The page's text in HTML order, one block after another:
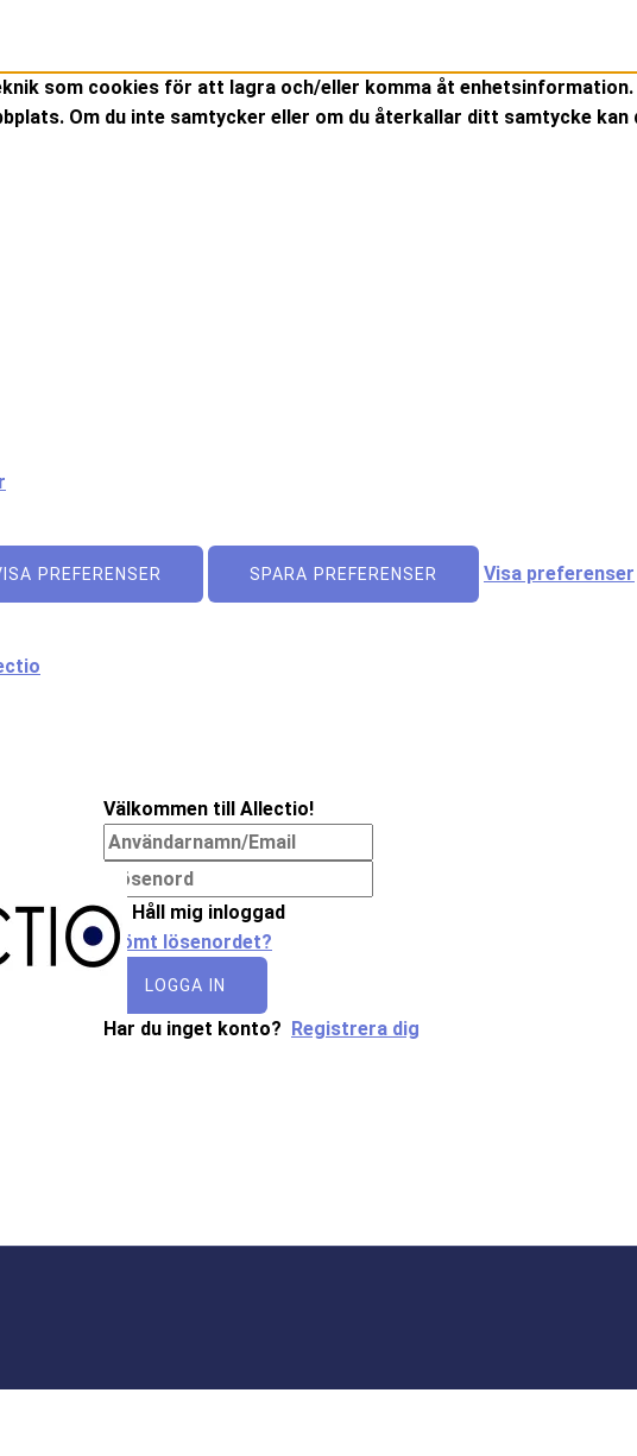
som cookies för att lagra och/eller komma åt
Om du inte samtycker eller om du återkallar ditt samtycke
PREFERENSER SPARA PREFERENSER Visa preferenser
Välkommen till Allectio!
Håll mig inloggad
Glömt lösenordet?
LOGGA IN
Har du inget konto? Registrera dig